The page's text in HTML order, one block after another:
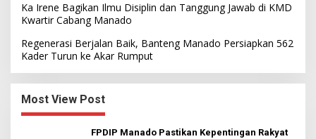
Ka Irene Bagikan Ilmu Disiplin dan Tanggung Jawab di KMD
Kwartir Cabang Manado
Regenerasi Berjalan Baik, Banteng Manado Persiapkan 562
Kader Turun ke Akar Rumput
Most View Post
FPDIP Manado Pastikan Kepentingan Rakyat